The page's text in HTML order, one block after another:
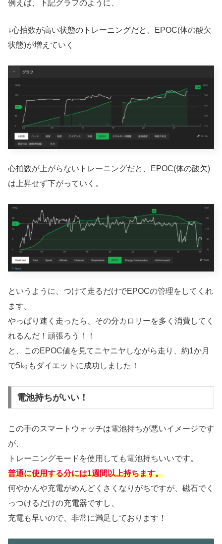
例えば、下記グラフのように、
↓心拍数が高い状態のトレーニングだと、EPOC(体の酸欠
状態)が増えていく
心拍数が上がらないトレーニングだと、EPOC(体の酸欠)
は上昇せず下がっていく。
というように、つけて走るだけでEPOCの管理をしてくれ
ます。
やっぱり速く走ったら、その分カロリーを多く消費してく
れるんだ！頑張ろう！！
と、このEPOC値を見てニヤニヤしながら走り、約1か月
で5㎏もダイエットに成功しました！
電池持ちがいい！
この手のスマートウォッチは電池持ちが悪いイメージです
が、
トレーニングモードを使用しても電池持ちいいです。
普通に使用する分には1週間以上持ちます。
何やかんや充電がめんどくさくなりがちですが、磁石でく
っつけるだけの充電器ですし、
充電も早いので、非常に満足しております！